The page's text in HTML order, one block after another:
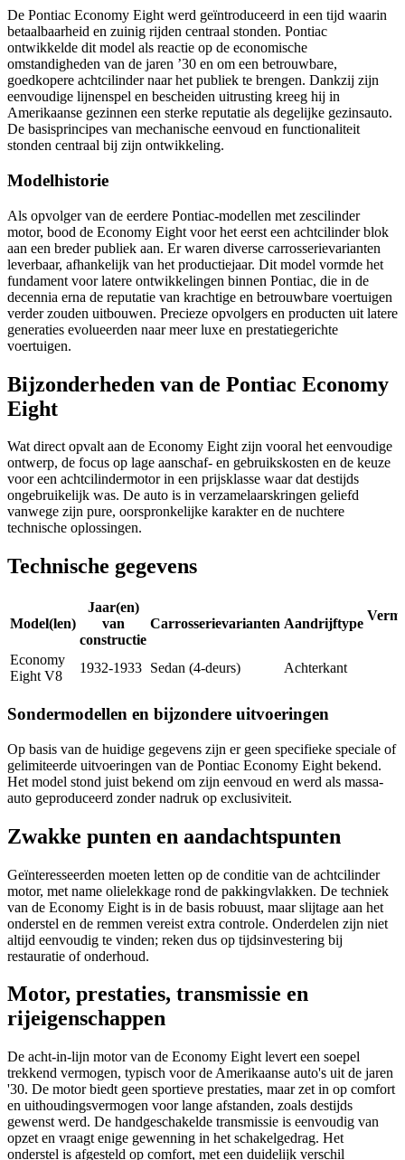
De Pontiac Economy Eight werd geïntroduceerd in een tijd waarin
betaalbaarheid en zuinig rijden centraal stonden. Pontiac
ontwikkelde dit model als reactie op de economische
omstandigheden van de jaren ’30 en om een betrouwbare,
goedkopere achtcilinder naar het publiek te brengen. Dankzij zijn
eenvoudige lijnenspel en bescheiden uitrusting kreeg hij in
Amerikaanse gezinnen een sterke reputatie als degelijke gezinsauto.
De basisprincipes van mechanische eenvoud en functionaliteit
stonden centraal bij zijn ontwikkeling.
Modelhistorie
Als opvolger van de eerdere Pontiac-modellen met zescilinder
motor, bood de Economy Eight voor het eerst een achtcilinder blok
aan een breder publiek aan. Er waren diverse carrosserievarianten
leverbaar, afhankelijk van het productiejaar. Dit model vormde het
fundament voor latere ontwikkelingen binnen Pontiac, die in de
decennia erna de reputatie van krachtige en betrouwbare voertuigen
verder zouden uitbouwen. Precieze opvolgers en producten uit latere
generaties evolueerden naar meer luxe en prestatiegerichte
voertuigen.
Bijzonderheden van de Pontiac Economy
Eight
Wat direct opvalt aan de Economy Eight zijn vooral het eenvoudige
ontwerp, de focus op lage aanschaf- en gebruikskosten en de keuze
voor een achtcilindermotor in een prijsklasse waar dat destijds
ongebruikelijk was. De auto is in verzamelaarskringen geliefd
vanwege zijn pure, oorspronkelijke karakter en de nuchtere
technische oplossingen.
Technische gegevens
Model(len)
Jaar(en)
van
constructie
Carrosserievarianten Aandrijftype
Economy
Eight V8
1932-1933 Sedan (4-deurs) Achterkant
Sondermodellen en bijzondere uitvoeringen
Op basis van de huidige gegevens zijn er geen specifieke speciale of
gelimiteerde uitvoeringen van de Pontiac Economy Eight bekend.
Het model stond juist bekend om zijn eenvoud en werd als massa-
auto geproduceerd zonder nadruk op exclusiviteit.
Zwakke punten en aandachtspunten
Geïnteresseerden moeten letten op de conditie van de achtcilinder
motor, met name olielekkage rond de pakkingvlakken. De techniek
van de Economy Eight is in de basis robuust, maar slijtage aan het
onderstel en de remmen vereist extra controle. Onderdelen zijn niet
altijd eenvoudig te vinden; reken dus op tijdsinvestering bij
restauratie of onderhoud.
Motor, prestaties, transmissie en
rijeigenschappen
De acht-in-lijn motor van de Economy Eight levert een soepel
trekkend vermogen, typisch voor de Amerikaanse auto's uit de jaren
'30. De motor biedt geen sportieve prestaties, maar zet in op comfort
en uithoudingsvermogen voor lange afstanden, zoals destijds
gewenst werd. De handgeschakelde transmissie is eenvoudig van
opzet en vraagt enige gewenning in het schakelgedrag. Het
onderstel is afgesteld op comfort, met een duidelijk verschil